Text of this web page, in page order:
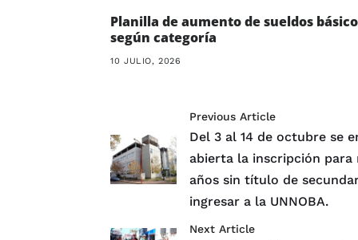
Planilla de aumento de sueldos
según categoría
10 JULIO, 2026
Previous Article
Del 3 al 14 de octubre se
abierta la inscripción para
años sin título de
ingresar a la UNNOBA.
Next Article